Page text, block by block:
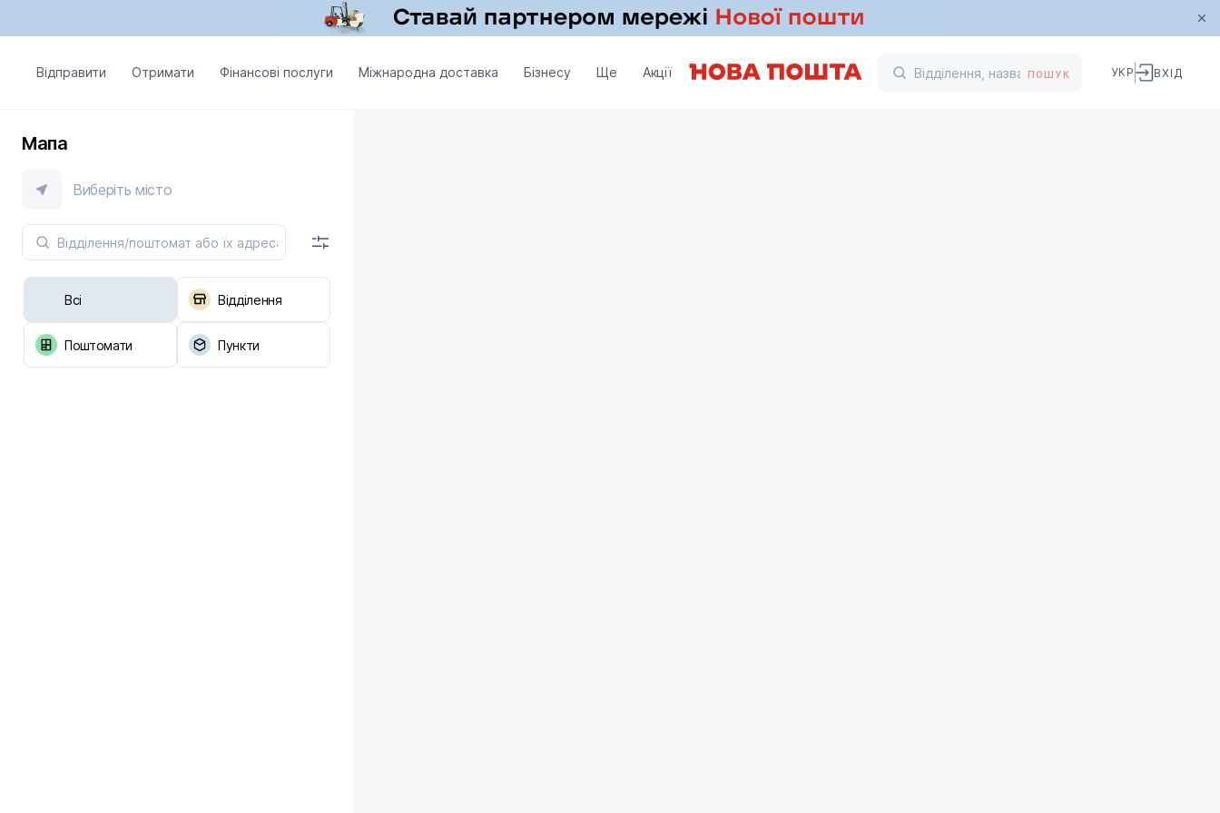
Відправити Отримати Фінансові послуги Міжнародна доставка Бізнесу Ще Акції ПОШУК УКР ВХІД
Мапа
Виберіть місто
Всі Відділення
Поштомати Пункти